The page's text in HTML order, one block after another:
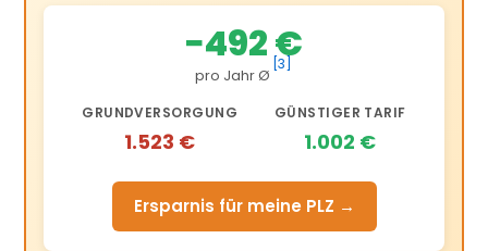
−492 €
pro Jahr Ø
[3]
GRUNDVERSORGUNG
1.523 €
GÜNSTIGER TARIF
1.002 €
Ersparnis für meine PLZ →